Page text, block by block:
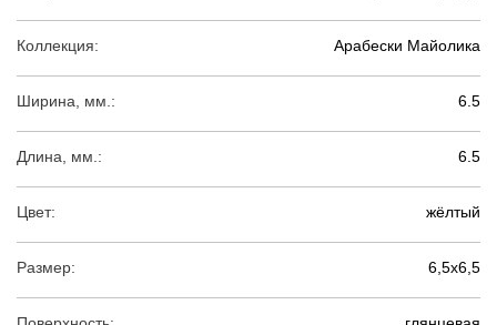
Коллекция: Арабески Майолика
Ширина, мм.: 6.5
Длина, мм.: 6.5
Цвет: жёлтый
Размер: 6,5х6,5